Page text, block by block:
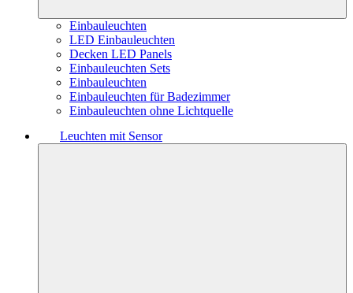
Einbauleuchten
LED Einbauleuchten
Decken LED Panels
Einbauleuchten Sets
Einbauleuchten
Einbauleuchten für Badezimmer
Einbauleuchten ohne Lichtquelle
Leuchten mit Sensor